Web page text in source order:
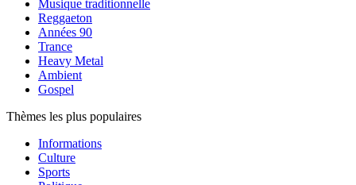
Musique traditionnelle
Reggaeton
Années 90
Trance
Heavy Metal
Ambient
Gospel
Thèmes les plus populaires
Informations
Culture
Sports